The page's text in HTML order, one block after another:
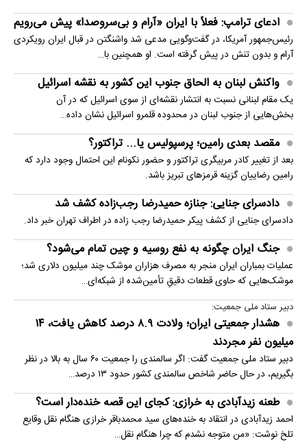
ادعای ترامپ: فعلاً با ایران «آرام و بی‌سروصدا» پیش می‌رویم
رئیس‌جمهور آمریکا، در گفت‌وگویی مدعی شد واشنگتن در قبال ایران رویکردی
آرام و بدون تنش در پیش گرفته است. او همچنین با…
واکنش لبنان به الحاق جنوب این کشور به نقشه اسرائیل
یک مقام لبنانی نسبت به انتشار نقشه‌ای از سوی اسرائیل که در آن
بخش‌هایی از جنوب لبنان در محدوده قلمرو اسرائیل نشان داده…
مقصد بعدی رامین؛ پرسپولیس یا... تراکتور؟
بعد از تغییر کادر مربیگری تراکتور و حضور نکونام این احتمال وجود دارد که
رامین رضاییان گزینه قرمزهای تبریز باشد.
دادسرای جنایی: جنازه حمیدرضا رجب‌زاده کشف شد
دادسرای جنایی از کشف پیکر حمیدرضا رجب زاده در اطراف تهران خبر داد.
جنگ ایران چگونه به نفع روسیه و چین تمام می‌شود؟
عملیات بمباران ایران منجر به مصرف هزاران موشک چند میلیون دلاری شد؛
موشک‌هایی که حاوی قطعات دقیقِ تأمین‌شده از شبکه‌ای…
دبیر ستاد ملی جمعیت:
هشدار جمعیتی ایران؛ ولادت ۸.۹ درصد کاهش یافت، ۱۴
میلیون نفر مجردند
دبیر ستاد ملی جمعیت گفت: اگر سالمندی را جمعیت ۶۰ سال به بالا در نظر
بگیریم، در حال حاضر شاخص سالمندی کشور حدود ۱۳ درصد…
طعنه زیدآبادی به خرازی: کجای این قصه خنده‌دار است؟
احمد زیدآبادی در انتقاد به خنده‌های سید محمدباقر خرازی هنگام نقل وقایع
تلخ نوشت: «من متوجه نشدم که چرا هنگام نقل…